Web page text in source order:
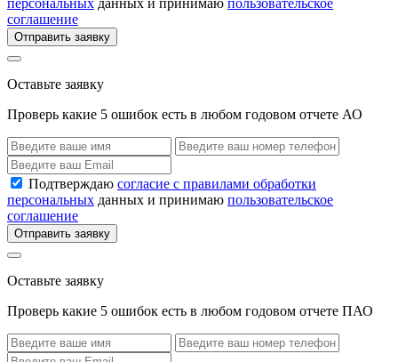
персональных данных и принимаю пользовательское
соглашение
Отправить заявку
Оставьте заявку
Проверь какие 5 ошибок есть в любом годовом отчете АО
Подтверждаю согласие с правилами обработки
персональных данных и принимаю пользовательское
соглашение
Отправить заявку
Оставьте заявку
Проверь какие 5 ошибок есть в любом годовом отчете ПАО